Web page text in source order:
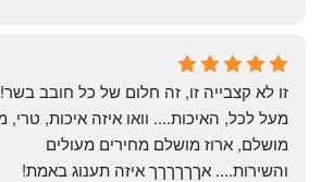
Yonatan Menashe
6 months ago
זו לא קצבייה זו, זה חלום של כל חובב בשר!
מושלם, ארוז מושלם מחירים מעולים
והשירות.... אךךךךךך איזה תענוג באמת!